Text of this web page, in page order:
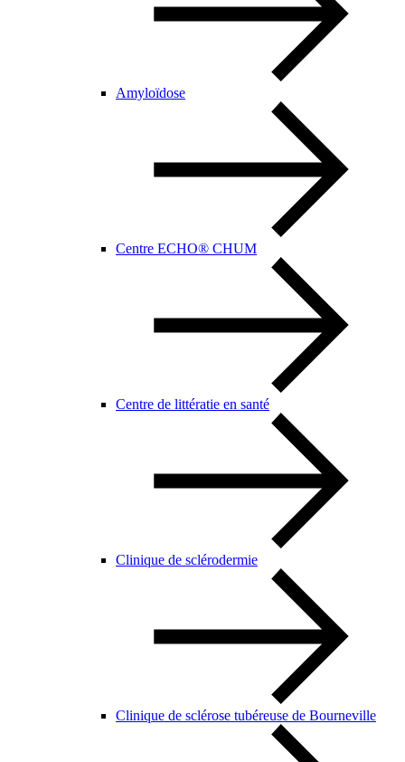
Amyloïdose
Centre ECHO® CHUM
Centre de littératie en santé
Clinique de sclérodermie
Clinique de sclérose tubéreuse de Bourneville